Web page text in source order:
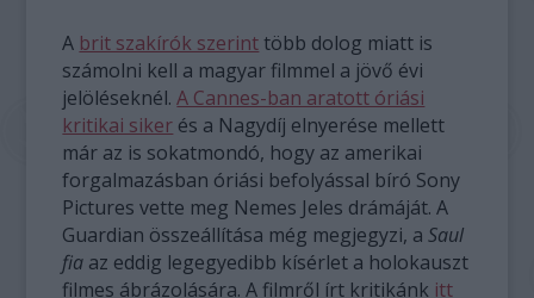
A brit szakírók szerint több dolog miatt is
számolni kell a magyar filmmel a jövő évi
jelöléseknél.A Cannes-ban aratott óriási
kritikai siker és a Nagydíj elnyerése mellett
már az is sokatmondó, hogy az amerikai
forgalmazásban óriási befolyással bíró Sony
Pictures vette meg Nemes Jeles drámáját. A
Guardian összeállítása még megjegyzi, aSaul
fia az eddig legegyedibb kísérlet a holokauszt
filmes ábrázolására. A filmről írt kritikánk itt